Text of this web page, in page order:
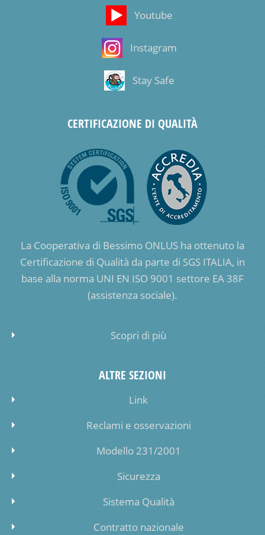
Youtube
Instagram
Stay Safe
CERTIFICAZIONE DI QUALITÀ
La Cooperativa di Bessimo ONLUS ha ottenuto la
Certificazione di Qualità da parte di SGS ITALIA, in
base alla norma UNI EN ISO 9001 settore EA 38F
(assistenza sociale).
Scopri di più
ALTRE SEZIONI
Link
Reclami e osservazioni
Modello 231/2001
Sicurezza
Sistema Qualità
Contratto nazionale